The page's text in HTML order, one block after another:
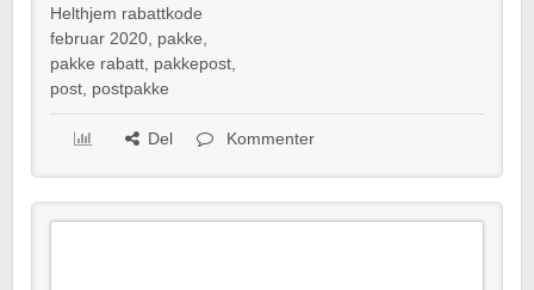
Helthjem rabattkode
februar 2020, pakke,
pakke rabatt, pakkepost,
post, postpakke
Del Kommenter